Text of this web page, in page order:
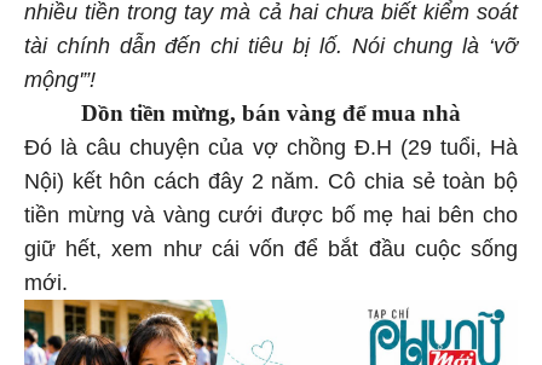
nhiều tiền trong tay mà cả hai chưa biết kiểm soát
tài chính dẫn đến chi tiêu bị lố. Nói chung là ‘vỡ
mộng'”!
Dồn tiền mừng, bán vàng để mua nhà
Đó là câu chuyện của vợ chồng Đ.H (29 tuổi, Hà
Nội) kết hôn cách đây 2 năm. Cô chia sẻ toàn bộ
tiền mừng và vàng cưới được bố mẹ hai bên cho
giữ hết, xem như cái vốn để bắt đầu cuộc sống
mới.